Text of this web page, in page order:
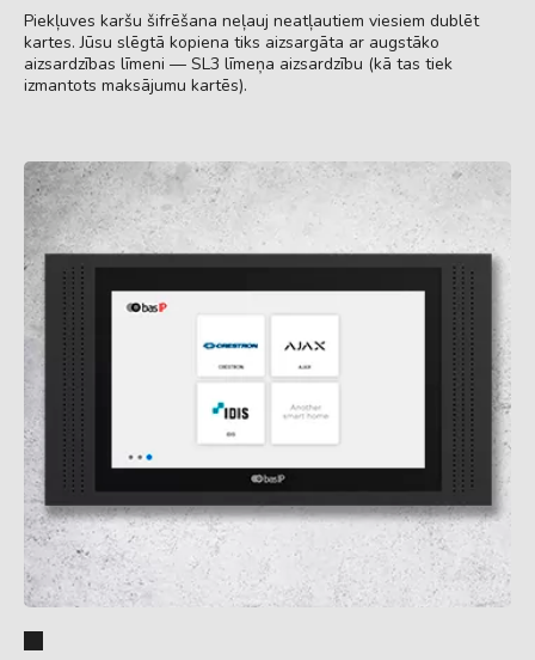
Piekļuves karšu šifrēšana neļauj neatļautiem viesiem dublēt
kartes. Jūsu slēgtā kopiena tiks aizsargāta ar augstāko
aizsardzības līmeni — SL3 līmeņa aizsardzību (kā tas tiek
izmantots maksājumu kartēs).